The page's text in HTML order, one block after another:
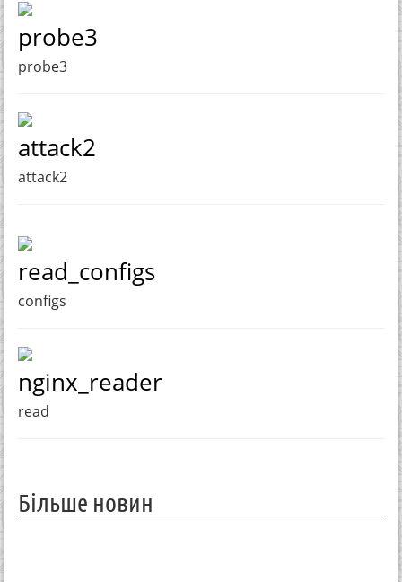
probe3
probe3
attack2
attack2
read_configs
configs
nginx_reader
read
Більше новин